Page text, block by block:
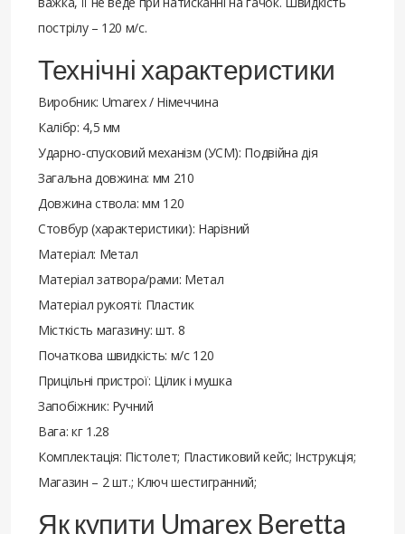
пострілу – 120 м/с.
Технічні характеристики
Виробник: Umarex / Німеччина
Калібр: 4,5 мм
Ударно-спусковий механізм (УСМ): Подвійна дія
Загальна довжина: мм 210
Довжина ствола: мм 120
Стовбур (характеристики): Нарізний
Матеріал: Метал
Матеріал затвора/рами: Метал
Матеріал рукояті: Пластик
Місткість магазину: шт. 8
Початкова швидкість: м/с 120
Прицільні пристрої: Цілик і мушка
Запобіжник: Ручний
Вага: кг 1.28
Комплектація: Пістолет; Пластиковий кейс; Інструкція;
Магазин – 2 шт.; Ключ шестигранний;
Як купити Umarex Beretta